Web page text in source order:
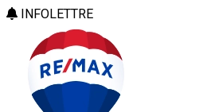
INFOLETTRE